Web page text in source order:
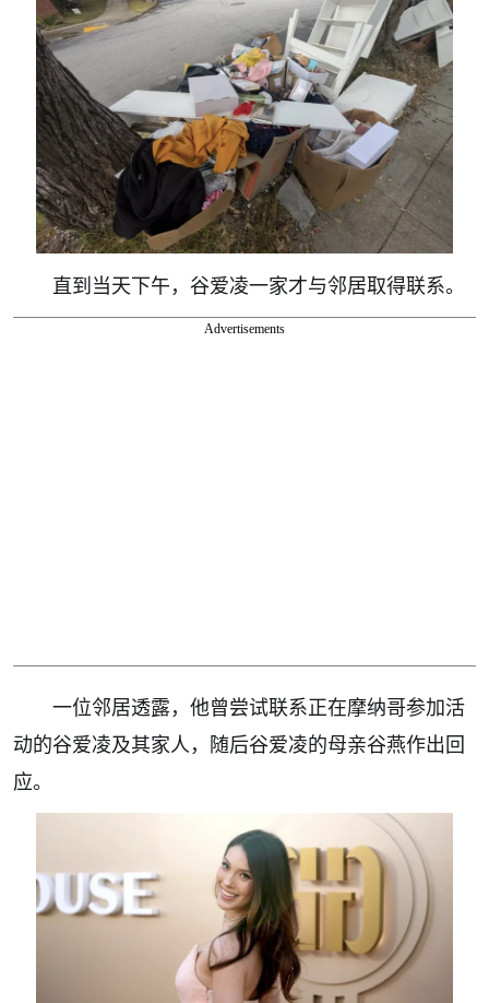
直到当天下午，谷爱凌一家才与邻居取得联系。
Advertisements
一位邻居透露，他曾尝试联系正在摩纳哥参加活
动的谷爱凌及其家人，随后谷爱凌的母亲谷燕作出回
应。